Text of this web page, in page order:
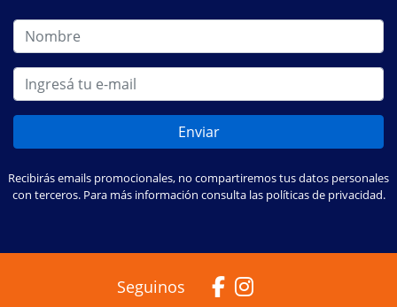
Enviar
Recibirás emails promocionales, no compartiremos tus datos personales
con terceros. Para más información consulta las políticas de privacidad.
Seguinos